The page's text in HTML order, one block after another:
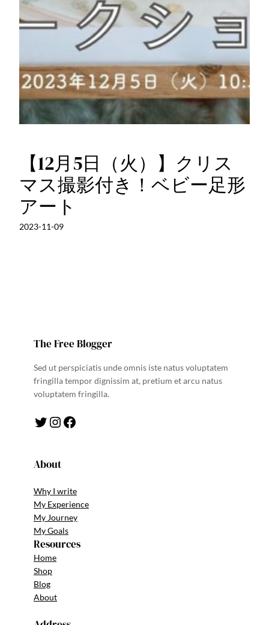
【12月5日（火）】クリス
マス撮影付き！ベビー足形
アート
2023-11-09
The Free Blogger
Sed ut perspiciatis unde omnis iste natus voluptatem
fringilla tempor dignissim at, pretium et arcu natus
voluptatem fringilla.
Twitter Instagram Facebook
About
Why I write
My Experience
My Journey
My Goals
Resources
Home
Shop
Blog
About